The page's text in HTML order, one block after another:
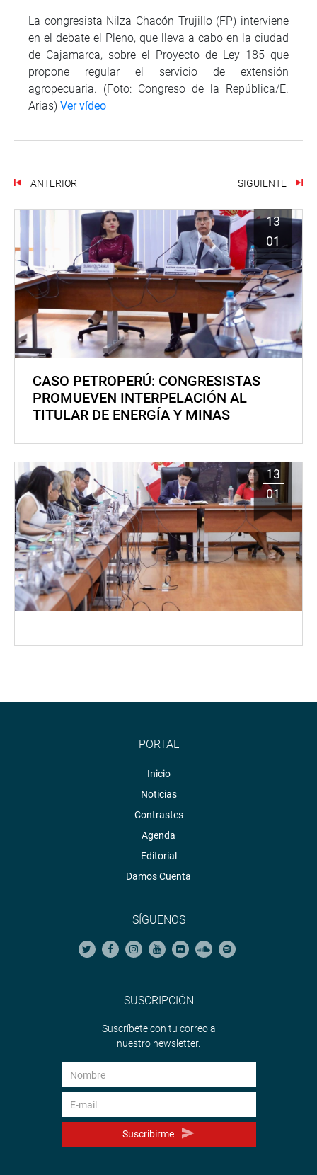
La congresista Nilza Chacón Trujillo (FP) interviene
en el debate el Pleno, que lleva a cabo en la ciudad
de Cajamarca, sobre el Proyecto de Ley 185 que
propone regular el servicio de extensión
agropecuaria. (Foto: Congreso de la República/E.
Arias) Ver vídeo
ANTERIOR SIGUIENTE
13
01
CASO PETROPERÚ: CONGRESISTAS
PROMUEVEN INTERPELACIÓN AL
TITULAR DE ENERGÍA Y MINAS
13
01
PORTAL
Inicio
Noticias
Contrastes
Agenda
Editorial
Damos Cuenta
SÍGUENOS
SUSCRIPCIÓN
Suscríbete con tu correo a
nuestro newsletter.
Suscribirme